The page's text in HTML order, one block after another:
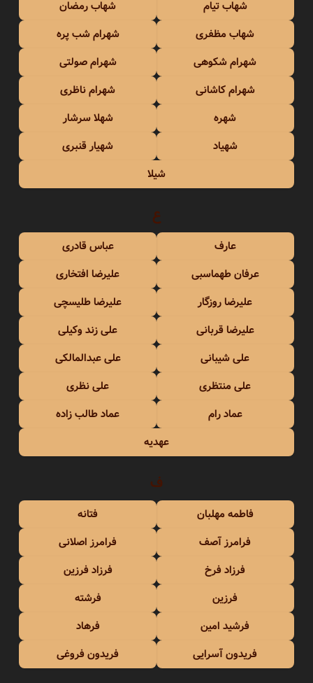
شهاب تیام
شهاب رمضان
شهاب مظفری
شهرام شب پره
شهرام شکوهی
شهرام صولتی
شهرام کاشانی
شهرام ناظری
شهره
شهلا سرشار
شهیاد
شهیار قنبری
شیلا
ع
عارف
عباس قادری
عرفان طهماسبی
علیرضا افتخاری
علیرضا روزگار
علیرضا طلیسچی
علیرضا قربانی
علی زند وکیلی
علی شیبانی
علی عبدالمالکی
علی منتظری
علی نظری
عماد رام
عماد طالب زاده
عهدیه
ف
فاطمه مهلبان
فتانه
فرامرز آصف
فرامرز اصلانی
فرزاد فرخ
فرزاد فرزین
فرزین
فرشته
فرشید امین
فرهاد
فریدون آسرایی
فریدون فروغی